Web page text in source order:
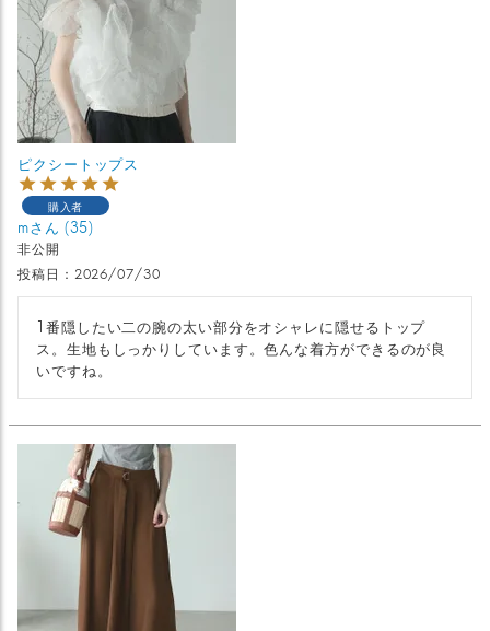
ピクシートップス
購入者
m 35
非公開
投稿日
2026/07/30
1番隠したい二の腕の太い部分をオシャレに隠せるトップ
ス。生地もしっかりしています。色んな着方ができるのが良
いですね。